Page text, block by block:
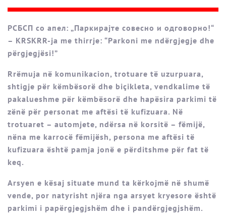
РСБСП со апел: „Паркирајте совесно и одговорно!“
– KRSKRR-ja me thirrje: “Parkoni me ndërgjegje dhe
përgjegjësi!”
Rrëmuja në komunikacion, trotuare të uzurpuara,
shtigje për këmbësorë dhe biçikleta, vendkalime të
pakalueshme për këmbësorë dhe hapësira parkimi të
zënë për personat me aftësi të kufizuara. Në
trotuaret – automjete, ndërsa në korsitë – fëmijë,
nëna me karrocë fëmijësh, persona me aftësi të
kufizuara është pamja jonë e përditshme për fat të
keq.
Arsyen e kësaj situate mund ta kërkojmë në shumë
vende, por natyrisht njëra nga arsyet kryesore është
parkimi i papërgjegjshëm dhe i pandërgjegjshëm.